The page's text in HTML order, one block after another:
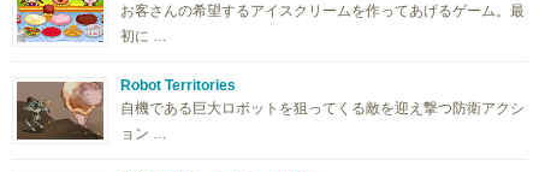
お客さんの希望するアイスクリームを作ってあげるゲーム。最
初に …
Robot Territories
自機である巨大ロボットを狙ってくる敵を迎え撃つ防衛アクシ
ョン …